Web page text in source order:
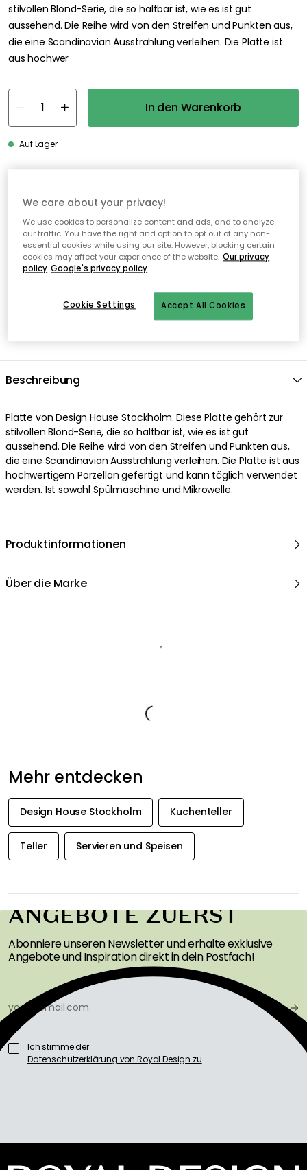
stilvollen Blond-Serie, die so haltbar ist, wie es ist gut
aussehend. Die Reihe wird von den Streifen und Punkten aus,
die eine Scandinavian Ausstrahlung verleihen. Die Platte ist
aus hochwer
In den Warenkorb
Auf Lager
Sichere Zahlungen
Kostenloser Versand ab 49€*
Beschreibung
Platte von Design House Stockholm. Diese Platte gehört zur
stilvollen Blond-Serie, die so haltbar ist, wie es ist gut
aussehend. Die Reihe wird von den Streifen und Punkten aus,
die eine Scandinavian Ausstrahlung verleihen. Die Platte ist aus
hochwertigem Porzellan gefertigt und kann täglich verwendet
werden. Ist sowohl Spülmaschine und Mikrowelle.
Produktinformationen
Über die Marke
We care about your privacy!
We use cookies to personalize content and ads, and to analyze
our traffic. You have the right and option to opt out of any non-
essential cookies while using our site. However, blocking certain
cookies may affect your experience of the website. Our privacy
policy Google's privacy policy
Accept All Cookies
Cookie Settings